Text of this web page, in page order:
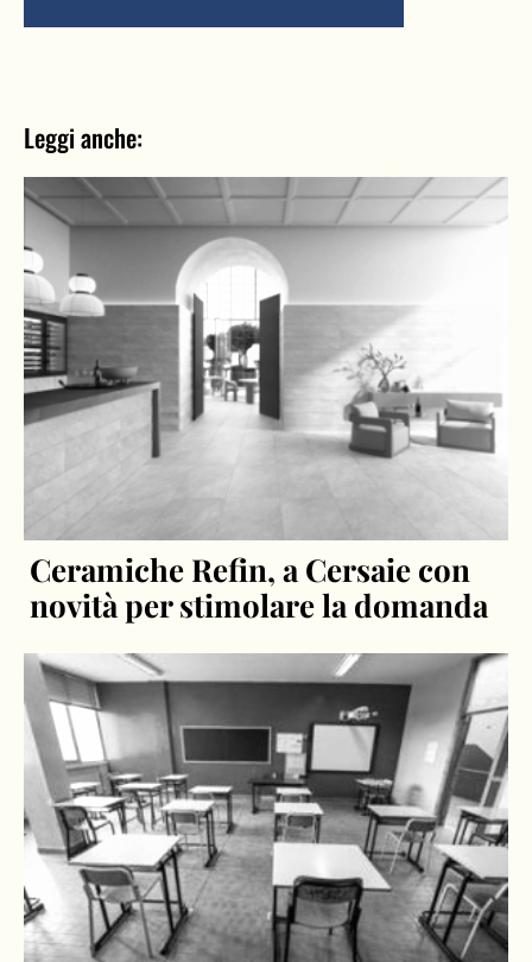
Leggi anche:
Ceramiche Refin, a Cersaie con
novità per stimolare la domanda